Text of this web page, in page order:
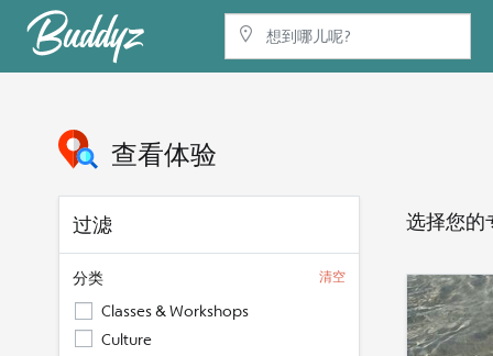
查看体验
过滤
分类 清空
Classes & Workshops
Culture
选择您的